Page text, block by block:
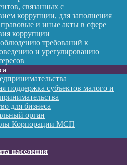
связанных с
коррупции, для заполнения
и иные акты в сфере
коррупции
требований к
и урегулированию
поддержка субъектов малого и
для бизнеса
орган
Корпорации МСП
населения